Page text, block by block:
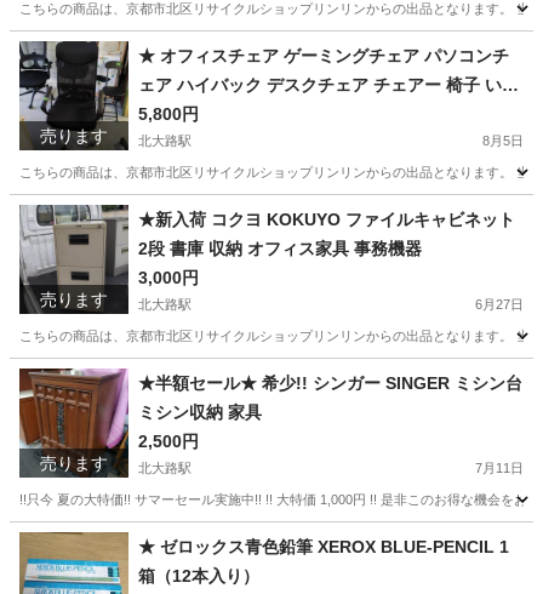
こちらの商品は、京都市北区リサイクルショップリンリンからの出品となります。
京都 京都市 北大路駅 生活家電 シャープ
売ります
★ オフィスチェア ゲーミングチェア パソコンチ
ェア ハイバック デスクチェア チェアー 椅子 いす
高さ調整 キャスター付き ワークチェア 回転チェ
ア pc パソコンチェア
5,800円
北大路駅 8月5日
こちらの商品は、京都市北区リサイクルショップリンリンからの出品となります。
京都 京都市 北大路駅 椅子 ゲーミングチェア
売ります
★新入荷 コクヨ KOKUYO ファイルキャビネット
2段 書庫 収納 オフィス家具 事務機器
3,000円
北大路駅 6月27日
こちらの商品は、京都市北区リサイクルショップリンリンからの出品となります。
京都 京都市 北大路駅 オフィス用家具 書庫
売ります
★半額セール★ 希少!! シンガー SINGER ミシン台
ミシン収納 家具
2,500円
北大路駅 7月11日
!!只今 夏の大特価!! サマーセール実施中!! !! 大特価 1,000円 !! 是非このお得な機会を
京都 京都市 北大路駅 家具 シンガー
★ ゼロックス青色鉛筆 XEROX BLUE-PENCIL 1
箱（12本入り）